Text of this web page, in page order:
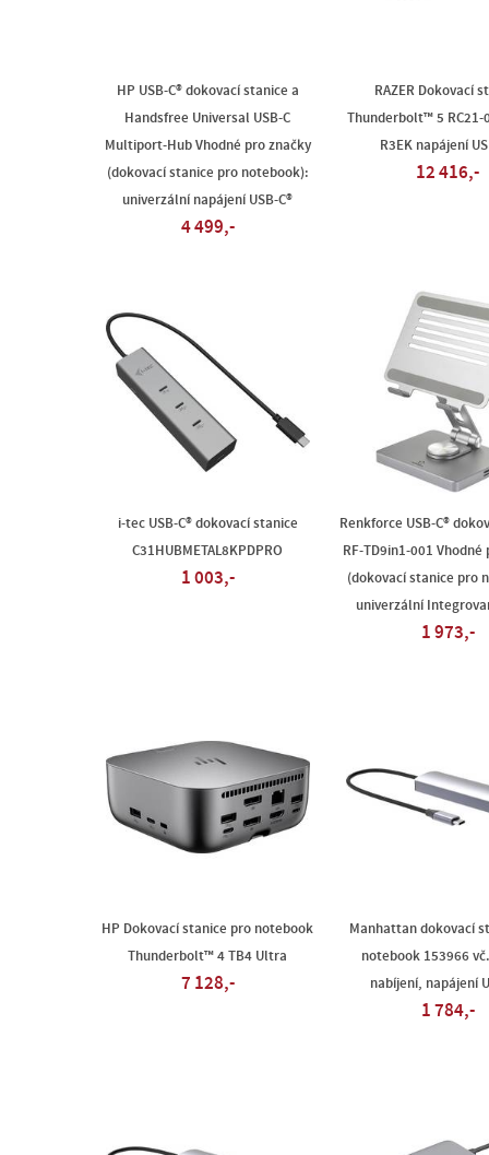
HP USB-C® dokovací stanice a
Handsfree Universal USB-C
Multiport-Hub Vhodné pro značky
(dokovací stanice pro notebook):
univerzální napájení USB-C®
4 499,-
RAZER Dokovací
Thunderbolt™ 5 RC21-
R3EK napájení
12 416,-
i-tec USB-C® dokovací stanice
C31HUBMETAL8KPDPRO
1 003,-
Renkforce USB-C®
RF-TD9in1-001 Vhodné
(dokovací stanice pro
univerzální
1 973,-
HP Dokovací stanice pro notebook
Thunderbolt™ 4 TB4 Ultra
7 128,-
Manhattan dokovací
notebook 153966
nabíjení, napájení
1 784,-